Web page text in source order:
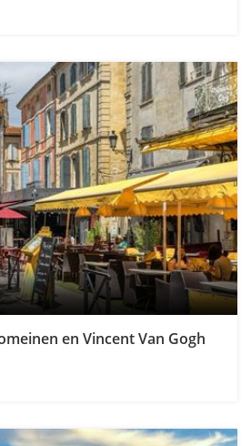
en Vincent Van Gogh